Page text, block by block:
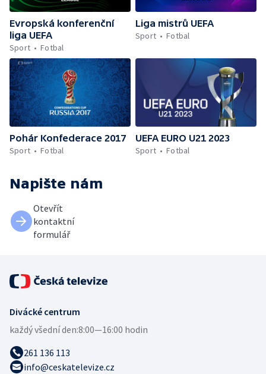
Evropská konferenční
liga UEFA
Sport
Fotbal
Liga mistrů UEFA
Sport
Fotbal
Pohár Konfederace 2017
Sport
Fotbal
UEFA EURO U21 2023
Sport
Fotbal
Napište nám
Otevřít
kontaktní
formulář
Divácké centrum
každý všední den:8:00—16:00 hodin
261 136 113
info@ceskatelevize.cz